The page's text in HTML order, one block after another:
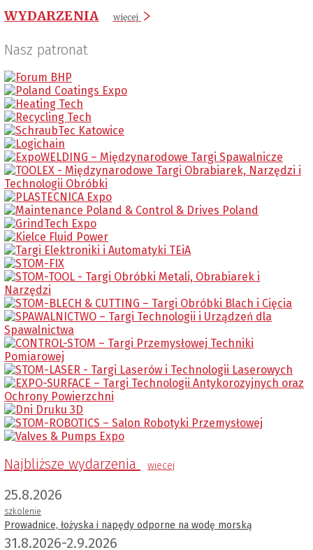
WYDARZENIA więcej
Nasz patronat
Najbliższe wydarzenia wiecej
25.8.2026
szkolenie
Prowadnice, łożyska i napędy odporne na wodę morską
31.8.2026-2.9.2026